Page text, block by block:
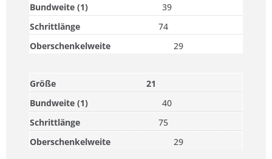
39
74
29
21
40
75
29